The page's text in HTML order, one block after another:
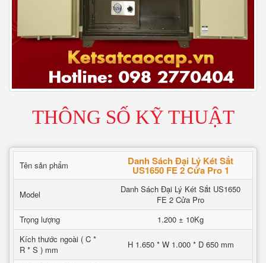
THÔNG SỐ KỸ THUẬT
Tên sản phẩm Danh Sách Đại Lý Két Sắt
US1650 FE 2 Cửa Pro 1
Model
Danh Sách Đại Lý Két Sắt US1650
FE 2 Cửa Pro
Trọng lượng
1.200 ± 10Kg
Kích thước ngoài ( C *
R * S ) mm
H 1.650 * W 1.000 * D 650 mm